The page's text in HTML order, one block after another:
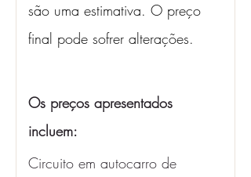
são uma estimativa. O preço
final pode sofrer alterações.
Os preços apresentados
incluem:
Circuito em autocarro de